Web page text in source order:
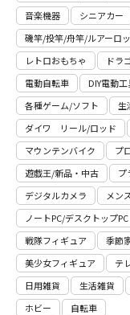
音楽機器
シニアカー
磯竿/投竿/舟竿/ルアーロ
レトロおもちゃ
ドラ
電動自転車
DIY電動
各種ゲーム/ソフト
生
ダイワ リール/ロッド
マウンテンバイク
プ
遊戯王/新品・中古
プ
デジタルカメラ
メン
ノートPC/デスクトップPC
戦隊フィギュア
季節
美少女フィギュア
テ
日用雑貨
⽣活雑貨
ホビー
自転車